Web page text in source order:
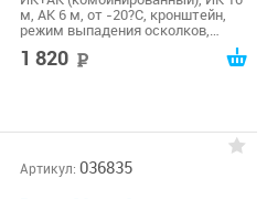
м, АК 6 м, от -20?С, кронштейн,
режим выпадения осколков,
устойчивость к внешней засветке
1 820
Артикул: 036835